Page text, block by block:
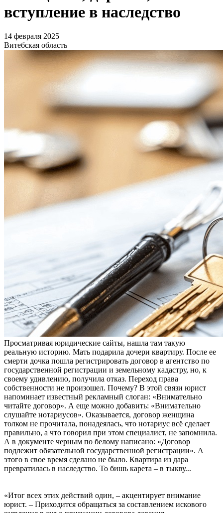
вступление в наследство
14 февраля 2025
Витебская область
Просматривая юридические сайты, нашла там такую
реальную историю. Мать подарила дочери квартиру. После ее
смерти дочка пошла регистрировать договор в агентство по
государственной регистрации и земельному кадастру, но, к
своему удивлению, получила отказ. Переход права
собственности не произошел. Почему? В этой связи юрист
напоминает известный рекламный слоган: «Внимательно
читайте договор». А еще можно добавить: «Внимательно
слушайте нотариусов». Оказывается, договор женщина
толком не прочитала, понадеялась, что нотариус всё сделает
правильно, а что говорил при этом специалист, не запомнила.
А в документе черным по белому написано: «Договор
подлежит обязательной государственной регистрации». А
этого в свое время сделано не было. Квартира из дара
превратилась в наследство. То бишь карета – в тыкву...
«Итог всех этих действий один, – акцентирует внимание
юрист. – Приходится обращаться за составлением искового